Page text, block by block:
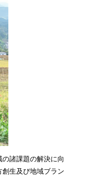
諸課題の解決に向
生及び地域ブラン